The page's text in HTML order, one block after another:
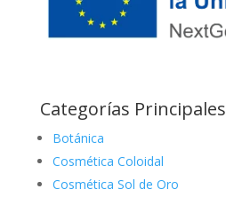
Categorías Principales
Botánica
Cosmética Coloidal
Cosmética Sol de Oro